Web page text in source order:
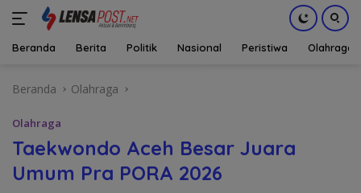
Beranda Berita Politik Nasional Peristiwa Olahraga
Beranda Olahraga
Olahraga
Taekwondo Aceh Besar Juara
Umum Pra PORA 2026